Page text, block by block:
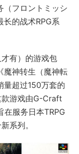
（フロントミッシ
长的战术RPG系
有）的游戏包
魔神转生（魔神転
量超过150万套的
款游戏由G-Craft
服务日本TRPG
系列。